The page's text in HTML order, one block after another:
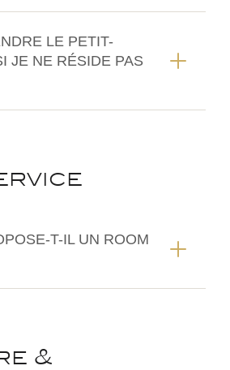
LE PETIT-
JE NE RÉSIDE PAS
T-IL UN ROOM
&